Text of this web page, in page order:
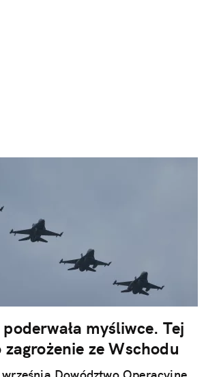
myśliwce. Tej
zagrożenie ze Wschodu